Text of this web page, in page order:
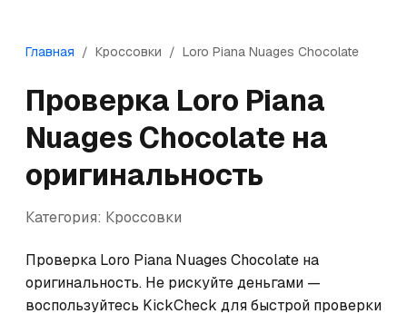
Главная / Кроссовки / Loro Piana Nuages Chocolate
Проверка Loro Piana
Nuages Chocolate на
оригинальность
Категория: Кроссовки
Проверка Loro Piana Nuages Chocolate на
оригинальность. Не рискуйте деньгами —
воспользуйтесь KickCheck для быстрой проверки